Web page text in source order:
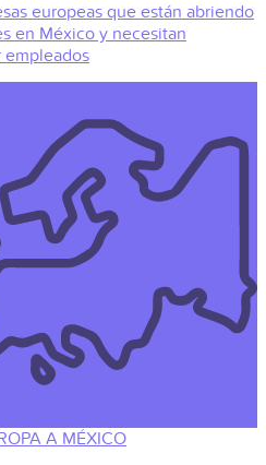
europeas que están abriendo
en México y necesitan
empleados
A MÉXICO